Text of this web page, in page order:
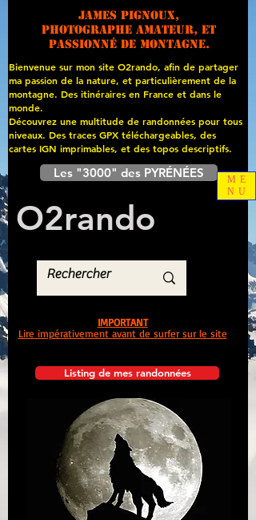
James PIGNOUX,
photographe amateur, et
passionné de montagne.
Bienvenue sur mon site O2rando, afin de partager
ma passion de la nature, et particulièrement de la
montagne. Des itinéraires en France et dans le
monde.
Découvrez une multitude de randonnées pour tous
niveaux. Des traces GPX téléchargeables, des
cartes IGN imprimables, et des topos descriptifs.
Les "3000" des PYRÉNÉES
O2rando
Listing de mes randonnées
IMPORTANT
Lire impérativement avant de surfer sur le site
ME
NU